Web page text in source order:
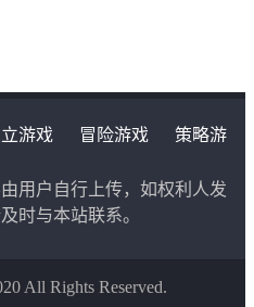
游戏 冒险游戏
策略游
用户自行上传，如权利人发
时与本站联系。
All Rights Reserved.